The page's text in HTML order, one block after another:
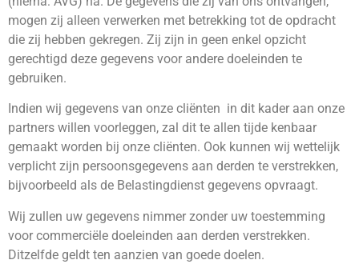
mogen zij alleen verwerken met betrekking tot de opdracht
die zij hebben gekregen. Zij zijn in geen enkel opzicht
gerechtigd deze gegevens voor andere doeleinden te
gebruiken.
Indien wij gegevens van onze cliënten in dit kader aan onze
partners willen voorleggen, zal dit te allen tijde kenbaar
gemaakt worden bij onze cliënten. Ook kunnen wij wettelijk
verplicht zijn persoonsgegevens aan derden te verstrekken,
bijvoorbeeld als de Belastingdienst gegevens opvraagt.
Wij zullen uw gegevens nimmer zonder uw toestemming
voor commerciële doeleinden aan derden verstrekken.
Ditzelfde geldt ten aanzien van goede doelen.